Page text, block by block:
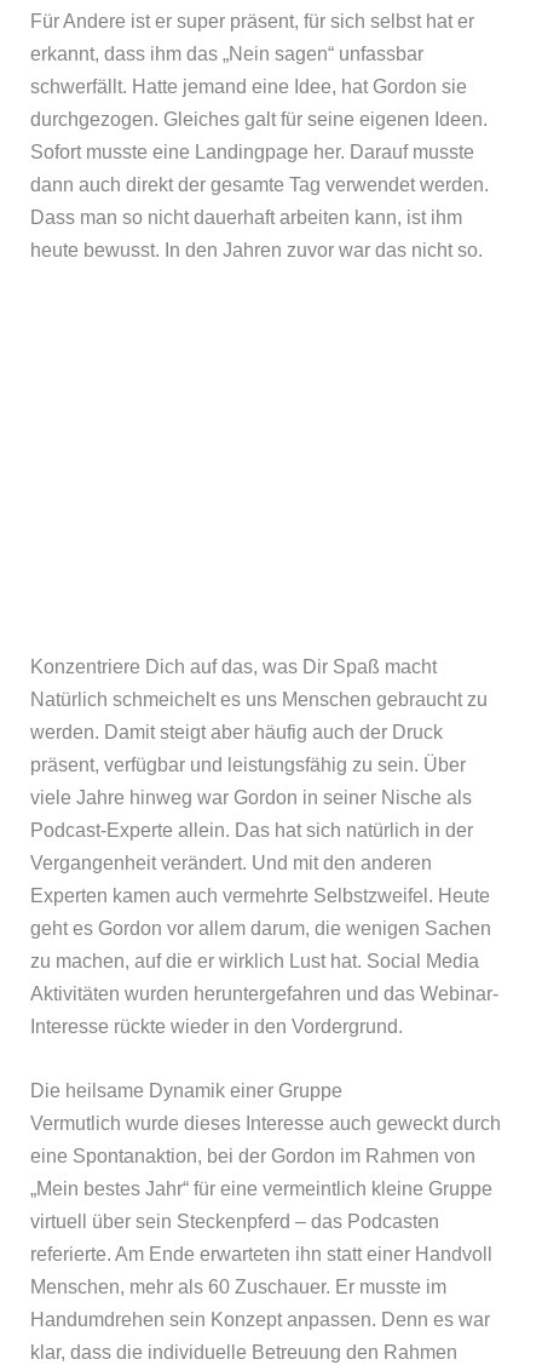
Für Andere ist er super präsent, für sich selbst hat er
erkannt, dass ihm das „Nein sagen“ unfassbar
schwerfällt. Hatte jemand eine Idee, hat Gordon sie
durchgezogen. Gleiches galt für seine eigenen Ideen.
Sofort musste eine Landingpage her. Darauf musste
dann auch direkt der gesamte Tag verwendet werden.
Dass man so nicht dauerhaft arbeiten kann, ist ihm
heute bewusst. In den Jahren zuvor war das nicht so.
Konzentriere Dich auf das, was Dir Spaß macht
Natürlich schmeichelt es uns Menschen gebraucht zu
werden. Damit steigt aber häufig auch der Druck
präsent, verfügbar und leistungsfähig zu sein. Über
viele Jahre hinweg war Gordon in seiner Nische als
Podcast-Experte allein. Das hat sich natürlich in der
Vergangenheit verändert. Und mit den anderen
Experten kamen auch vermehrte Selbstzweifel. Heute
geht es Gordon vor allem darum, die wenigen Sachen
zu machen, auf die er wirklich Lust hat. Social Media
Aktivitäten wurden heruntergefahren und das Webinar-
Interesse rückte wieder in den Vordergrund.
Die heilsame Dynamik einer Gruppe
Vermutlich wurde dieses Interesse auch geweckt durch
eine Spontanaktion, bei der Gordon im Rahmen von
„Mein bestes Jahr“ für eine vermeintlich kleine Gruppe
virtuell über sein Steckenpferd – das Podcasten
referierte. Am Ende erwarteten ihn statt einer Handvoll
Menschen, mehr als 60 Zuschauer. Er musste im
Handumdrehen sein Konzept anpassen. Denn es war
klar, dass die individuelle Betreuung den Rahmen